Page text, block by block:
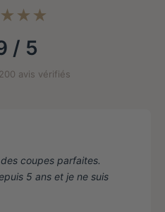
/ 5
avis vérifiés
coupes parfaites.
5 ans et je ne suis